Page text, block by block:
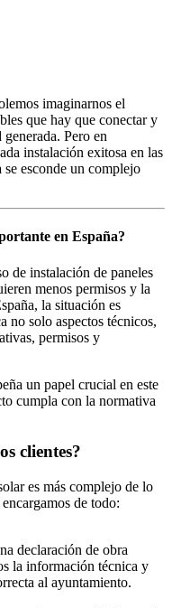
imaginarnos el
que hay que conectar y
Pero en
instalación exitosa en las
esconde un complejo
en España?
de instalación de paneles
menos permisos y la
la situación es
no solo aspectos técnicos,
permisos y
un papel crucial en este
cumpla con la normativa
clientes?
es más complejo de lo
de todo:
declaración de obra
la información técnica y
al ayuntamiento.